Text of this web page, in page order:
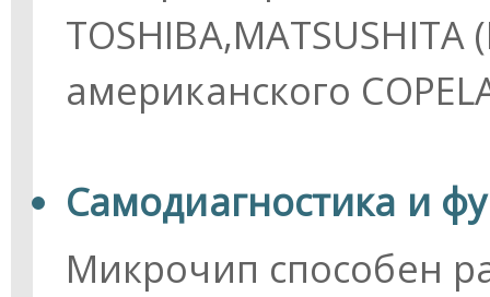
TOSHIBA,MATSUSHITA
американского
Самодиагностика и
Микрочип способен